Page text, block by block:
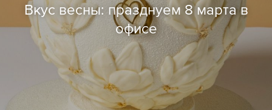
Вкус весны: празднуем 8 марта в
офисе